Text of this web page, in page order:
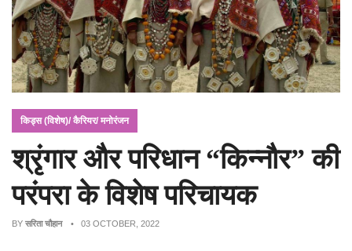
किड्स (विशेष)/ कैरियर/ मनोरंजन
श्रृंगार और परिधान “किन्नौर” की
परंपरा के विशेष परिचायक
BY सरिता चौहान • 03 OCTOBER, 2022